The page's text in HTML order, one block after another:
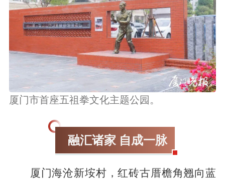
厦门市首座五祖拳文化主题公园。
融汇诸家 自成一脉
厦门海沧新垵村，红砖古厝檐角翘向蓝